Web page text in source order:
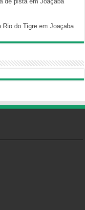
do Tigre em Joaçaba